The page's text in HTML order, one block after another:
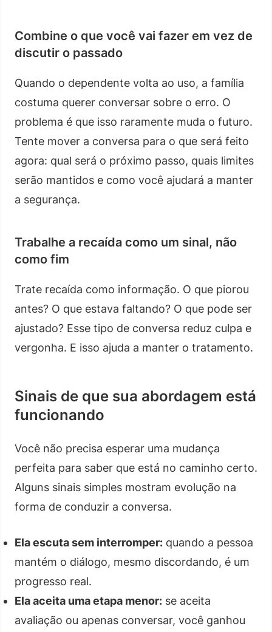
Combine o que você vai fazer em vez de
discutir o passado
Quando o dependente volta ao uso, a família
costuma querer conversar sobre o erro. O
problema é que isso raramente muda o futuro.
Tente mover a conversa para o que será feito
agora: qual será o próximo passo, quais limites
serão mantidos e como você ajudará a manter
a segurança.
Trabalhe a recaída como um sinal, não
como fim
Trate recaída como informação. O que piorou
antes? O que estava faltando? O que pode ser
ajustado? Esse tipo de conversa reduz culpa e
vergonha. E isso ajuda a manter o tratamento.
Sinais de que sua abordagem está
funcionando
Você não precisa esperar uma mudança
perfeita para saber que está no caminho certo.
Alguns sinais simples mostram evolução na
forma de conduzir a conversa.
Ela escuta sem interromper: quando a pessoa
mantém o diálogo, mesmo discordando, é um
progresso real.
Ela aceita uma etapa menor: se aceita
avaliação ou apenas conversar, você ganhou